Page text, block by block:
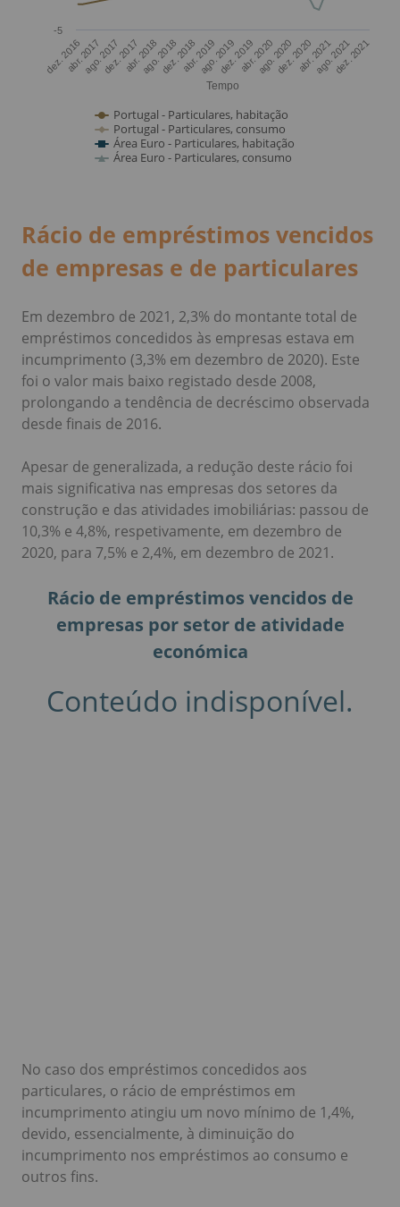
Rácio de empréstimos vencidos
de empresas e de particulares
Em dezembro de 2021, 2,3% do montante total de
empréstimos concedidos às empresas estava em
incumprimento (3,3% em dezembro de 2020). Este
foi o valor mais baixo registado desde 2008,
prolongando a tendência de decréscimo observada
desde finais de 2016.
Apesar de generalizada, a redução deste rácio foi
mais significativa nas empresas dos setores da
construção e das atividades imobiliárias: passou de
10,3% e 4,8%, respetivamente, em dezembro de
2020, para 7,5% e 2,4%, em dezembro de 2021.
Rácio de empréstimos vencidos de
empresas por setor de atividade
económica
No caso dos empréstimos concedidos aos
particulares, o rácio de empréstimos em
incumprimento atingiu um novo mínimo de 1,4%,
devido, essencialmente, à diminuição do
incumprimento nos empréstimos ao consumo e
outros fins.